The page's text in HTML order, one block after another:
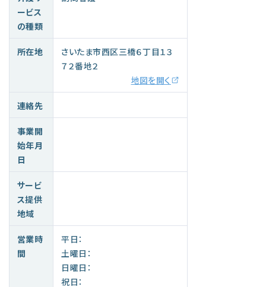
ービス
の種類
所在地
さいたま市西区三橋６丁目１３
７２番地２
地図を開く
連絡先
事業開
始年月
日
サービ
ス提供
地域
営業時
間
平日：
土曜日：
日曜日：
祝日：